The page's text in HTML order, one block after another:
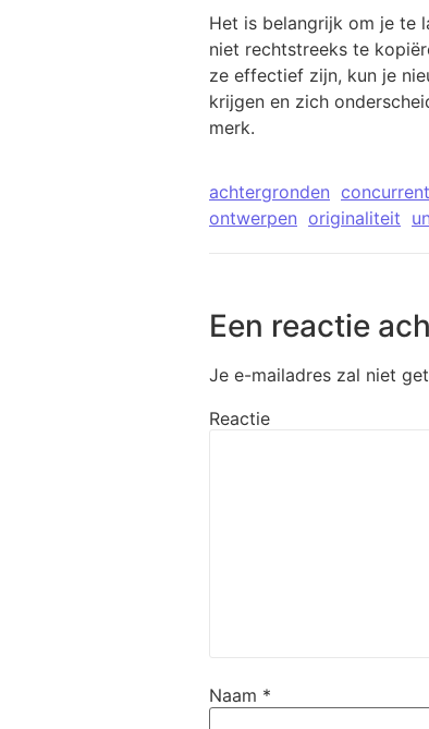
Het is belangrijk om je te
niet rechtstreeks te
ze effectief zijn, kun je
krijgen en zich
merk.
achtergronden
ontwerpen originaliteit
Een reactie
Je e-mailadres zal niet
Reactie
Naam *